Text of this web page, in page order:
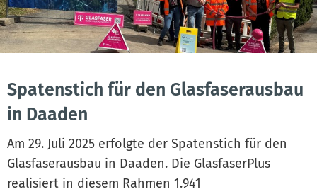
Spatenstich für den Glasfaserausbau
in Daaden
Am 29. Juli 2025 erfolgte der Spatenstich für den
Glasfaserausbau in Daaden. Die GlasfaserPlus
realisiert in diesem Rahmen 1.941